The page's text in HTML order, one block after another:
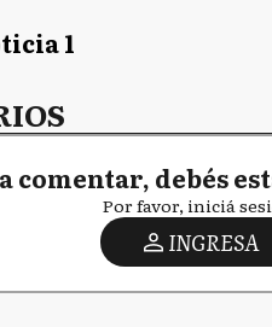
1
comentar, debés
Por favor, iniciá
INGRESA